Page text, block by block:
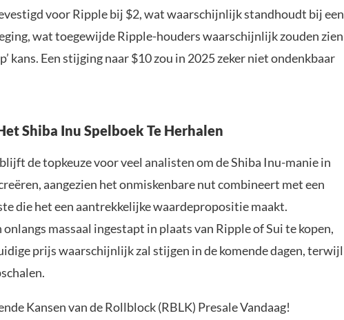
voor Ripple bij $2, wat waarschijnlijk standhoudt bij een
wat toegewijde Ripple-houders waarschijnlijk zouden zien
kans. Een stijging naar $10 zou in 2025 zeker niet ondenkbaar
Shiba Inu Spelboek Te Herhalen
de topkeuze voor veel analisten om de Shiba Inu-manie in
aangezien het onmiskenbare nut combineert met een
die het een aantrekkelijke waardepropositie maakt.
massaal ingestapt in plaats van Ripple of Sui te kopen,
prijs waarschijnlijk zal stijgen in de komende dagen, terwijl
Kansen van de Rollblock (RBLK) Presale Vandaag!